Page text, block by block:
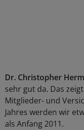
Dr. Christopher
sehr gut da. Das
Mitglieder- und
Jahres werden wir
als Anfang 2011.